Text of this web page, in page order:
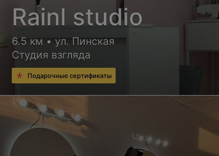
Rainl studio
6.5 км • ул. Пинская
Студия взгляда
Подарочные сертификаты